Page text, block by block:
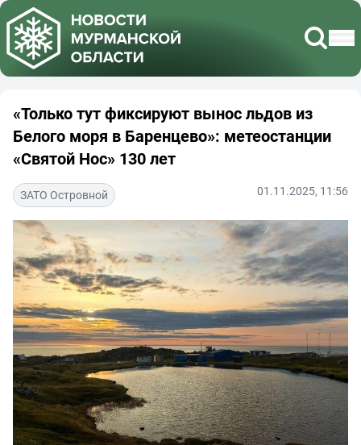
«Только тут фиксируют вынос льдов из
Белого моря в Баренцево»: метеостанции
«Святой Нос» 130 лет
ЗАТО Островной 01.11.2025, 11:56